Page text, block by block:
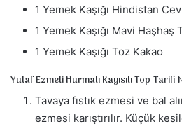
1 Yemek Kaşığı Hindistan
1 Yemek Kaşığı Mavi Haşhaş
1 Yemek Kaşığı Toz Kakao
Yulaf Ezmeli Hurmalı Kayısılı Top Tarifi
Tavaya fıstık ezmesi ve bal
ezmesi karıştırılır. Küçük